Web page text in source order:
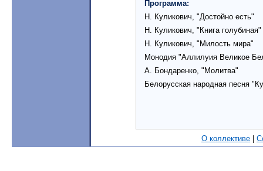
Программа:
Н. Куликович, "Достойно есть"
Н. Куликович, "Книга голубиная"
Н. Куликович, "Милость мира"
Монодия "Аллилуия Великое
А. Бондаренко, "Молитва"
Белорусская народная песня
О коллективе